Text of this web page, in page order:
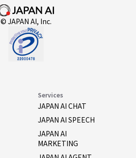
© JAPAN AI, Inc.
Services
JAPAN AI CHAT
JAPAN AI SPEECH
JAPAN AI
MARKETING